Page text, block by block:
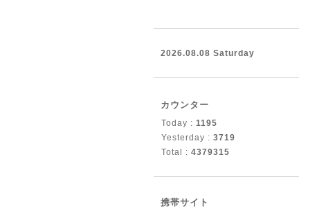
2026.08.08 Saturday
カウンター
Today : 1195
Yesterday : 3719
Total : 4379315
携帯サイト